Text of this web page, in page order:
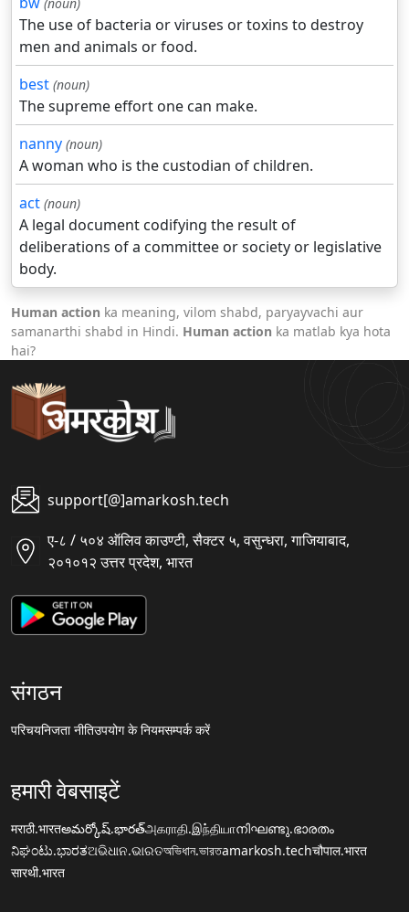
The use of bacteria or viruses or toxins to destroy
men and animals or food.
best (noun)
The supreme effort one can make.
nanny (noun)
A woman who is the custodian of children.
act (noun)
A legal document codifying the result of
deliberations of a committee or society or legislative
body.
Human action ka meaning, vilom shabd, paryayvachi aur
samanarthi shabd in Hindi. Human action ka matlab kya hota
hai?
support[@]amarkosh.tech
ए-८ / ५०४ ऑलिव काउण्टी, सैक्टर ५, वसुन्धरा, गाजियाबाद,
२०१०१२ उत्तर प्रदेश, भारत
संगठन
परिचयनिजता नीतिउपयोग के नियमसम्पर्क करें
हमारी वेबसाइटें
मराठी.भारतఅమర్కోష్.భారత్அகராதி.இந்தியாനിഘണ്ടു.ഭാരതം
ನಿಘಂಟು.ಭಾರತଅଭିଧାନ.ଭାରତঅভিধান.ভারতamarkosh.techचौपाल.भारत
सारथी.भारत